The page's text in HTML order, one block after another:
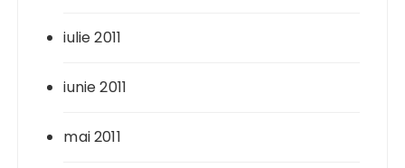
iulie 2011
iunie 2011
mai 2011